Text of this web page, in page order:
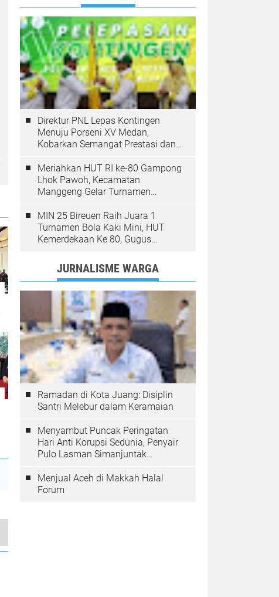
Direktur PNL Lepas Kontingen
Menuju Porseni XV Medan,
Kobarkan Semangat Prestasi dan
Meriahkan HUT RI ke-80 Gampong
Lhok Pawoh, Kecamatan
Manggeng Gelar Turnamen
MIN 25 Bireuen Raih Juara 1
Turnamen Bola Kaki Mini, HUT
Kemerdekaan Ke 80, Gugus
JURNALISME WARGA
Ramadan di Kota Juang: Disiplin
Santri Melebur dalam Keramaian
Menyambut Puncak Peringatan
Hari Anti Korupsi Sedunia, Penyair
Pulo Lasman Simanjuntak
Korupsi di Indonesia
Menjual Aceh di Makkah Halal
Forum